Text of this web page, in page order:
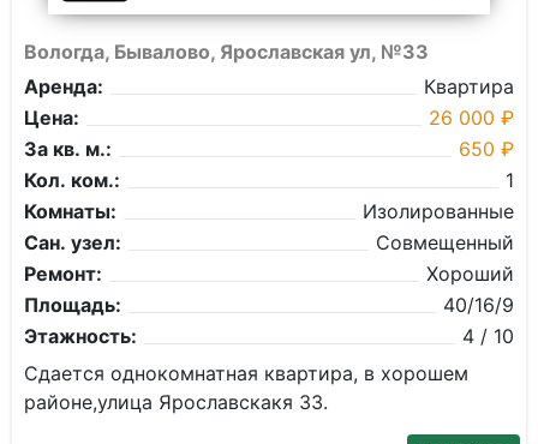
Вологда, Бывалово, Ярославская ул, №33
Аренда:
Квартира
Цена:
26 000 ₽
За кв. м.:
650 ₽
Кол. ком.:
1
Комнаты:
Изолированные
Сан. узел:
Совмещенный
Ремонт:
Хороший
Площадь:
40/16/9
Этажность:
4 / 10
Сдается однокомнатная квартира, в хорошем
районе,улица Ярославскакя 33.